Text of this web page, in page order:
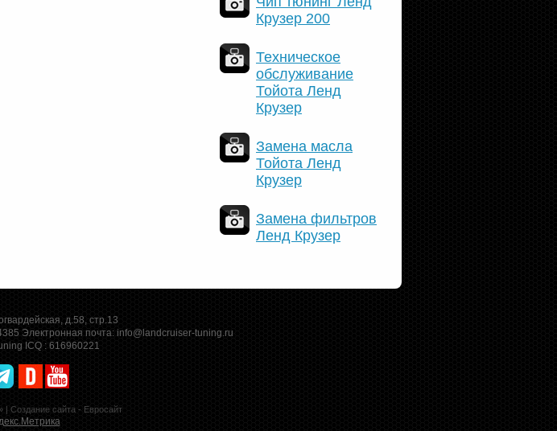
Крузер 200
Техническое
обслуживание
Тойота Ленд
Крузер
Замена масла
Тойота Ленд
Крузер
Замена фильтров
Ленд Крузер
д.58, стр.13
Электронная почта: info@landcruiser-tuning.ru
ICQ : 616960221
| Создание сайта - Евросайт